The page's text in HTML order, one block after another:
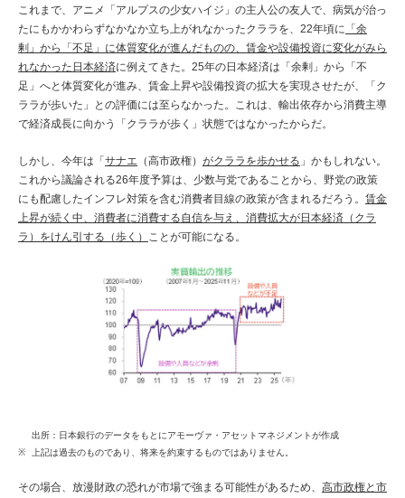
これまで、アニメ「アルプスの少女ハイジ」の主人公の友人で、病気が治っ
たにもかかわらずなかなか立ち上がれなかったクララを、22年頃に 「余
剰」から「不足」に体質変化が進んだものの、賃金や設備投資に変化がみら
れなかった日本経済に例えてきた。25年の日本経済は「余剰」から「不
足」へと体質変化が進み、賃金上昇や設備投資の拡大を実現させたが、「ク
ララが歩いた」との評価には至らなかった。これは、輸出依存から消費主導
で経済成長に向かう「クララが歩く」状態ではなかったからだ。
しかし、今年は「 サナエ （高市政権） がクララを歩かせる 」かもしれない。
これから議論される26年度予算は、少数与党であることから、野党の政策
にも配慮したインフレ対策を含む消費者目線の政策が含まれるだろう。 賃金
上昇が続く中、消費者に消費する自信を与え、消費拡大が日本経済（クラ
ラ）をけん引する（歩く） ことが可能になる。
出所：日本銀行のデータをもとにアモーヴァ・アセットマネジメントが作成
上記は過去のものであり、将来を約束するものではありません。
その場合、放漫財政の恐れが市場で強まる可能性があるため、 高市政権と市